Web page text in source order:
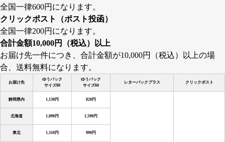
全国一律600円になります。
クリックポスト（ポスト投函）
全国一律200円になります。
合計金額10,000円（税込）以上
お届け先一件につき、合計金額が10,000円（税込）以上の場
合、送料無料になります。
お届け先
ゆうパック
サイズ80
ゆうパック
サイズ60
レターパックプラス クリックポスト
静岡県内 1,130円 820円
北海道 1,890円 1,590円
東北 1,310円 990円